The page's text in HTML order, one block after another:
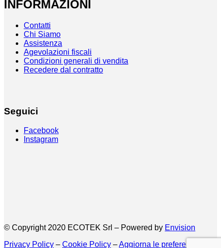
INFORMAZIONI
Contatti
Chi Siamo
Assistenza
Agevolazioni fiscali
Condizioni generali di vendita
Recedere dal contratto
Seguici
Facebook
Instagram
© Copyright 2020 ECOTEK Srl – Powered by Envision
Privacy Policy – Cookie Policy –Aggiorna le preferenze sui